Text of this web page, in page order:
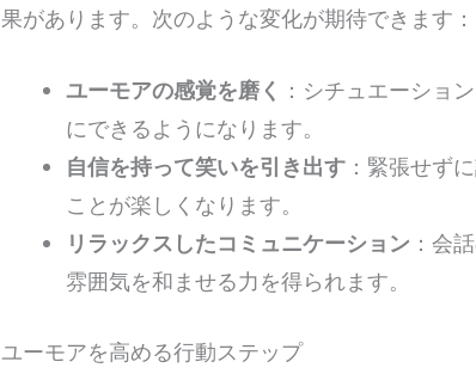
果があります。次のような変化が期待できます：
ユーモアの感覚を磨く ：シチュエーショ
にできるようになります。
自信を持って笑いを引き出す ：緊張せず
ことが楽しくなります。
リラックスしたコミュニケーション ：会
雰囲気を和ませる力を得られます。
ユーモアを高める行動ステップ